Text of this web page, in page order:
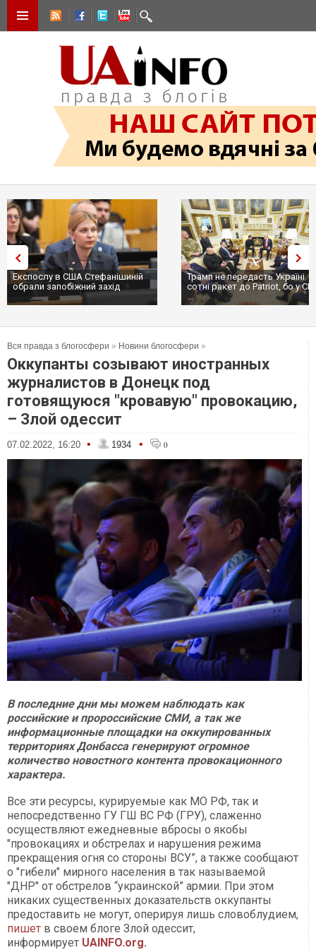
Експослу в США Стефанішиній
обрали запобіжний захід
Трамп не передасть Україні
сотні ракет до Patriot, бо у США
Вся правда з блогосфери » Новини блогосфери »
Оккупанты созывают иностранных
журналистов в Донецк под
готовящуюся "кровавую" провокацию,
– Злой одессит
07.02.2022, 16:20 • 1934 • 0
В последние дни мы можем наблюдать как
российские и пророссийские СМИ, а так же
информационные площадки на оккупированных
территориях Донбасса генерируют огромное
количество новостного контента провокационного
характера.
Все эти ресурсы, курируемые как МО РФ, так и
непосредственно ГУ ГШ ВС РФ (ГРУ), слаженно
осуществляют ежедневные вбросы о якобы
"провокациях и обстрелах и нарушения режима
прекращения огня со стороны ВСУ”, а также сообщают
о "гибели" мирного населения в так называемой
"ДНР" от обстрелов “украинской” армии. При этом
никаких существенных доказательств оккупанты
предоставить не могут, оперируя лишь словоблудием,
пишет в своем блоге Злой одессит,
информирует UAINFO.org.